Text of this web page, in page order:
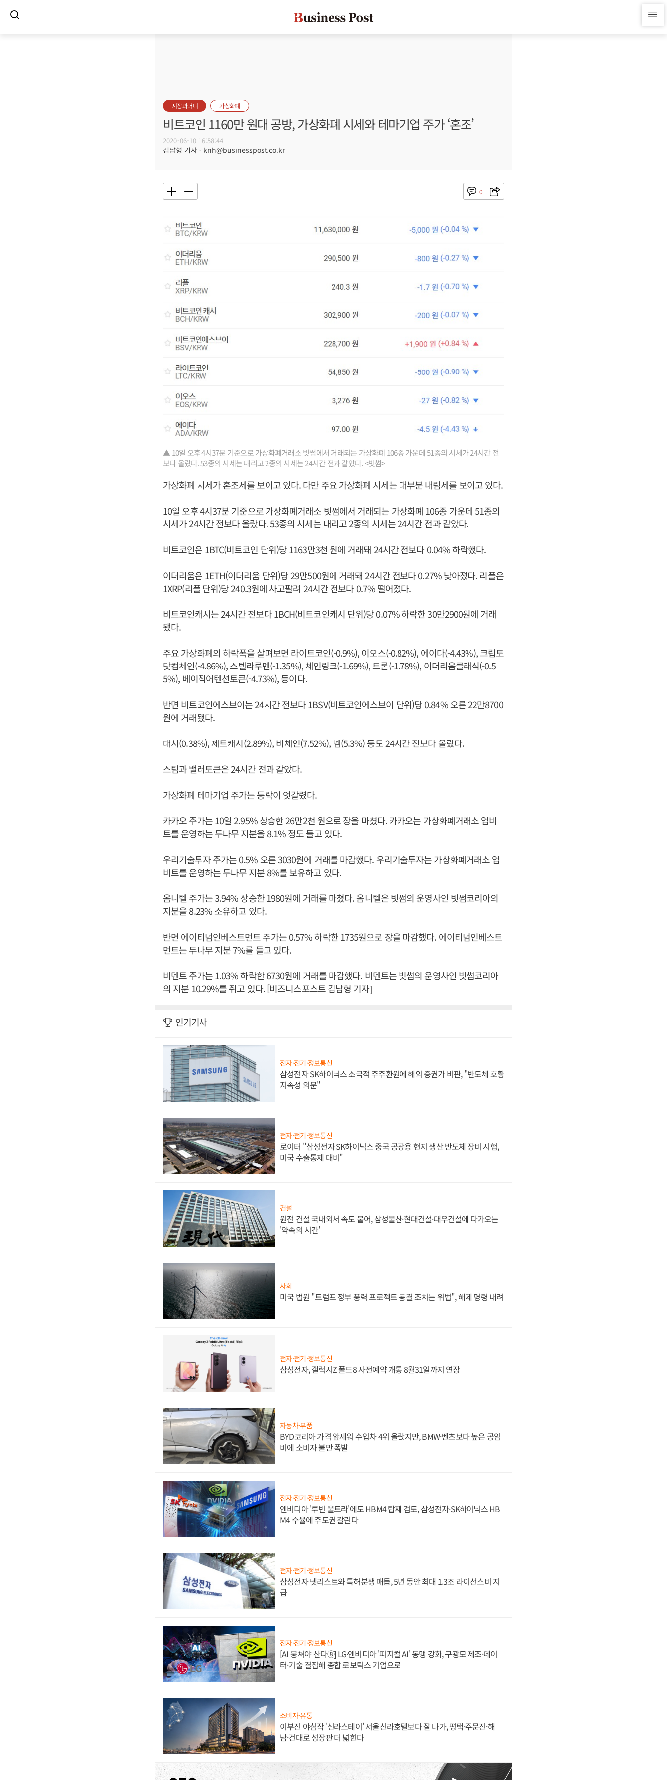
시장과머니 가상화폐
비트코인 1160만 원대 공방, 가상화폐 시세와 테마기업 주가 ‘혼조’
2020-06-10 16:58:44
김남형 기자 - knh@businesspost.co.kr
0
▲ 10일 오후 4시37분 기준으로 가상화폐거래소 빗썸에서 거래되는 가상화폐 106종 가운데 51종의 시세가 24시간 전
보다 올랐다. 53종의 시세는 내리고 2종의 시세는 24시간 전과 같았다. <빗썸>
가상화폐 시세가 혼조세를 보이고 있다. 다만 주요 가상화폐 시세는 대부분 내림세를 보이고 있다.
10일 오후 4시37분 기준으로 가상화폐거래소 빗썸에서 거래되는 가상화폐 106종 가운데 51종의
시세가 24시간 전보다 올랐다. 53종의 시세는 내리고 2종의 시세는 24시간 전과 같았다.
비트코인은 1BTC(비트코인 단위)당 1163만3천 원에 거래돼 24시간 전보다 0.04% 하락했다.
이더리움은 1ETH(이더리움 단위)당 29만500원에 거래돼 24시간 전보다 0.27% 낮아졌다. 리플은
1XRP(리플 단위)당 240.3원에 사고팔려 24시간 전보다 0.7% 떨어졌다.
비트코인캐시는 24시간 전보다 1BCH(비트코인캐시 단위)당 0.07% 하락한 30만2900원에 거래
됐다.
주요 가상화폐의 하락폭을 살펴보면 라이트코인(-0.9%), 이오스(-0.82%), 에이다(-4.43%), 크립토
닷컴체인(-4.86%), 스텔라루멘(-1.35%), 체인링크(-1.69%), 트론(-1.78%), 이더리움클래식(-0.5
5%), 베이직어텐션토큰(-4.73%), 등이다.
반면 비트코인에스브이는 24시간 전보다 1BSV(비트코인에스브이 단위)당 0.84% 오른 22만8700
원에 거래됐다.
대시(0.38%), 제트캐시(2.89%), 비체인(7.52%), 넴(5.3%) 등도 24시간 전보다 올랐다.
스팀과 밸러토큰은 24시간 전과 같았다.
가상화폐 테마기업 주가는 등락이 엇갈렸다.
카카오 주가는 10일 2.95% 상승한 26만2천 원으로 장을 마쳤다. 카카오는 가상화폐거래소 업비
트를 운영하는 두나무 지분을 8.1% 정도 들고 있다.
우리기술투자 주가는 0.5% 오른 3030원에 거래를 마감했다. 우리기술투자는 가상화폐거래소 업
비트를 운영하는 두나무 지분 8%를 보유하고 있다.
옴니텔 주가는 3.94% 상승한 1980원에 거래를 마쳤다. 옴니텔은 빗썸의 운영사인 빗썸코리아의
지분을 8.23% 소유하고 있다.
반면 에이티넘인베스트먼트 주가는 0.57% 하락한 1735원으로 장을 마감했다. 에이티넘인베스트
먼트는 두나무 지분 7%를 들고 있다.
비덴트 주가는 1.03% 하락한 6730원에 거래를 마감했다. 비덴트는 빗썸의 운영사인 빗썸코리아
의 지분 10.29%를 쥐고 있다. [비즈니스포스트 김남형 기자]
인기기사
전자·전기·정보통신
삼성전자 SK하이닉스 소극적 주주환원에 해외 증권가 비판, "반도체 호황
지속성 의문"
전자·전기·정보통신
로이터 "삼성전자 SK하이닉스 중국 공장용 현지 생산 반도체 장비 시험,
미국 수출통제 대비"
건설
원전 건설 국내외서 속도 붙어, 삼성물산·현대건설·대우건설에 다가오는
'약속의 시간'
사회
미국 법원 "트럼프 정부 풍력 프로젝트 동결 조치는 위법", 해제 명령 내려
전자·전기·정보통신
삼성전자, 갤럭시Z 폴드8 사전예약 개통 8월31일까지 연장
자동차·부품
BYD코리아 가격 앞세워 수입차 4위 올랐지만, BMW·벤츠보다 높은 공임
비에 소비자 불만 폭발
전자·전기·정보통신
엔비디아 '루빈 울트라'에도 HBM4 탑재 검토, 삼성전자·SK하이닉스 HB
M4 수율에 주도권 갈린다
전자·전기·정보통신
삼성전자 넷리스트와 특허분쟁 매듭, 5년 동안 최대 1.3조 라이선스비 지
급
전자·전기·정보통신
[AI 뭉쳐야 산다⑧] LG·엔비디아 '피지컬 AI' 동맹 강화, 구광모 제조·데이
터·기술 결집해 종합 로보틱스 기업으로
소비자·유통
이부진 야심작 '신라스테이' 서울신라호텔보다 잘 나가, 평택·주문진·해
남·건대로 성장판 더 넓힌다